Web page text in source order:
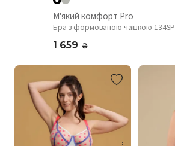
М'який комфорт Pro
Бра з формованою чашкою 134SP
1 659 ₴